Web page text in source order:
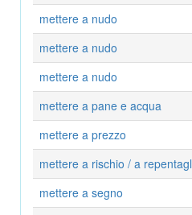
mettere a nudo
mettere a nudo
mettere a nudo
mettere a pane e acqua
mettere a prezzo
mettere a rischio / a
mettere a segno